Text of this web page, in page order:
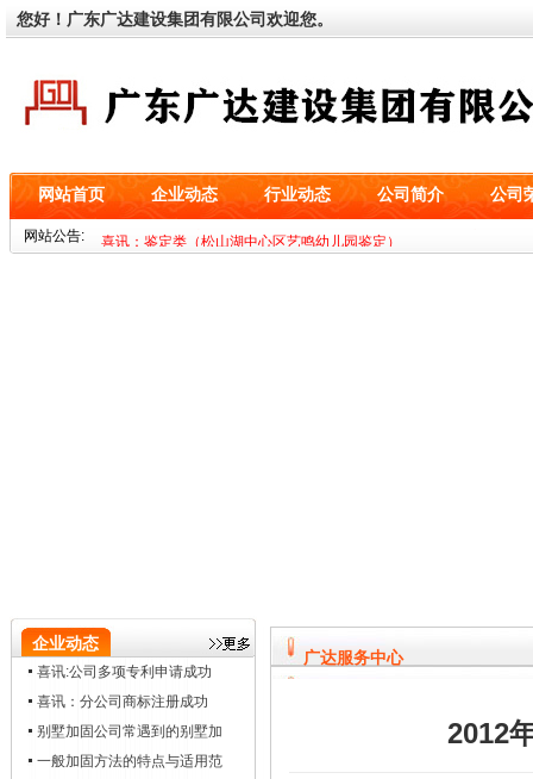
您好！广东广达建设集团有限公司欢迎您。
网站首页 企业动态 行业动态 公司简介 公司
网站公告:
喜讯：基坑类（深圳市海益零二科技有限公司设备基础工程）
喜讯：鉴定类（松山湖中心区艺鸣幼儿园鉴定）
企业动态
喜讯:公司多项专利申请成功
喜讯：分公司商标注册成功
别墅加固公司常遇到的别墅加
一般加固方法的特点与适用范
广达服务中心
2012